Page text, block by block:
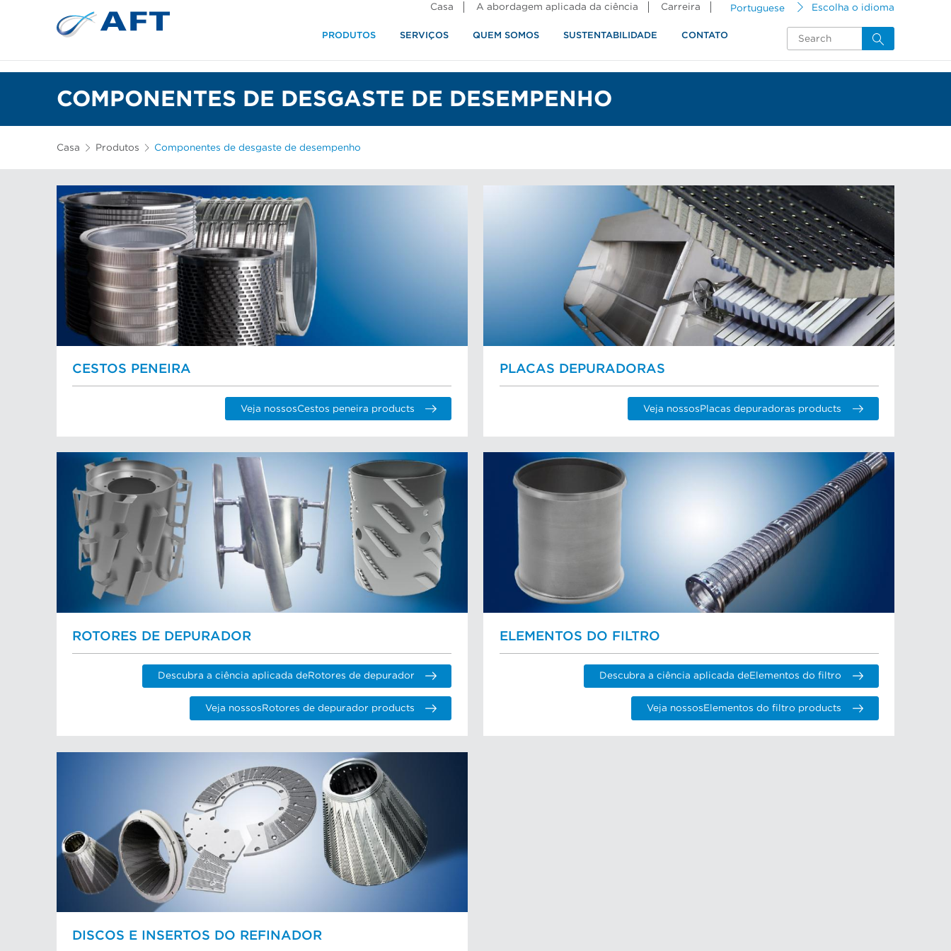
Portuguese Escolha o idioma
Casa A abordagem aplicada da ciência Carreira
PRODUTOS SERVIÇOS QUEM SOMOS SUSTENTABILIDADE CONTATO
COMPONENTES DE DESGASTE DE DESEMPENHO
Casa Produtos Componentes de desgaste de desempenho
CESTOS PENEIRA
Veja nossosCestos peneira products
PLACAS DEPURADORAS
Veja nossosPlacas depuradoras products
ROTORES DE DEPURADOR
Descubra a ciência aplicada deRotores de depurador
Veja nossosRotores de depurador products
ELEMENTOS DO FILTRO
Descubra a ciência aplicada deElementos do filtro
Veja nossosElementos do filtro products
DISCOS E INSERTOS DO REFINADOR